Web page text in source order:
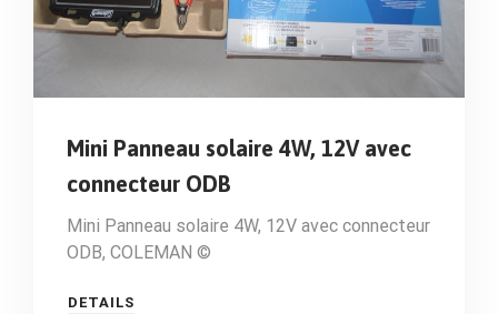
Mini Panneau solaire 4W, 12V avec
connecteur ODB
Mini Panneau solaire 4W, 12V avec connecteur
ODB, COLEMAN ©
DETAILS